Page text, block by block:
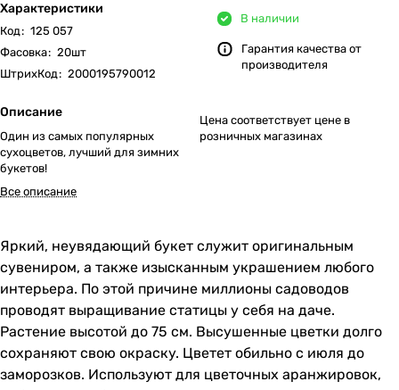
Характеристики
Код: 125 057
Фасовка: 20шт
ШтрихКод: 2000195790012
Описание
Один из самых популярных
сухоцветов, лучший для зимних
букетов!
Все описание
В наличии
Гарантия качества от
производителя
Цена соответствует цене в
розничных магазинах
Яркий, неувядающий букет служит оригинальным
сувениром, а также изысканным украшением любого
интерьера. По этой причине миллионы садоводов
проводят выращивание статицы у себя на даче.
Растение высотой до 75 см. Высушенные цветки долго
сохраняют свою окраску. Цветет обильно с июля до
заморозков. Используют для цветочных аранжировок,